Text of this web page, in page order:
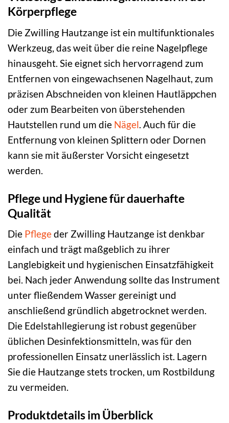
Körperpflege
Die Zwilling Hautzange ist ein multifunktionales
Werkzeug, das weit über die reine Nagelpflege
hinausgeht. Sie eignet sich hervorragend zum
Entfernen von eingewachsenen Nagelhaut, zum
präzisen Abschneiden von kleinen Hautläppchen
oder zum Bearbeiten von überstehenden
Hautstellen rund um die Nägel. Auch für die
Entfernung von kleinen Splittern oder Dornen
kann sie mit äußerster Vorsicht eingesetzt
werden.
Pflege und Hygiene für dauerhafte
Qualität
Die Pflegeder Zwilling Hautzange ist denkbar
einfach und trägt maßgeblich zu ihrer
Langlebigkeit und hygienischen Einsatzfähigkeit
bei. Nach jeder Anwendung sollte das Instrument
unter fließendem Wasser gereinigt und
anschließend gründlich abgetrocknet werden.
Die Edelstahllegierung ist robust gegenüber
üblichen Desinfektionsmitteln, was für den
professionellen Einsatz unerlässlich ist. Lagern
Sie die Hautzange stets trocken, um Rostbildung
zu vermeiden.
Produktdetails im Überblick